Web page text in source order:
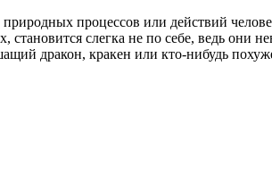
процессов или действий
слегка не по себе, ведь они
дракон, кракен или кто-нибудь